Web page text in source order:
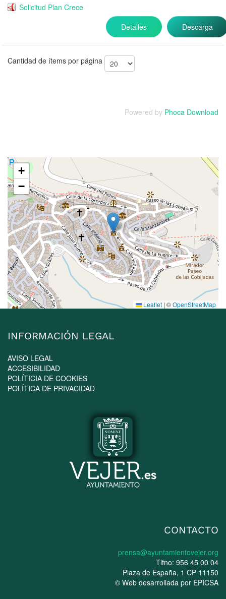
Solicitud Plan Crece
Descarga
Detalles
Cantidad de ítems por página
Powered by Phoca Download
+
−
Leaflet | ©OpenStreetMap
INFORMACIÓN LEGAL
AVISO LEGAL
ACCESIBILIDAD
POLÍTICIA DE COOKIES
POLÍTICA DE PRIVACIDAD
CONTACTO
prensa@ayuntamientovejer.org
Tlfno: 956 45 00 04
Plaza de España, 1 CP 11150
© Web desarrollada por EPICSA